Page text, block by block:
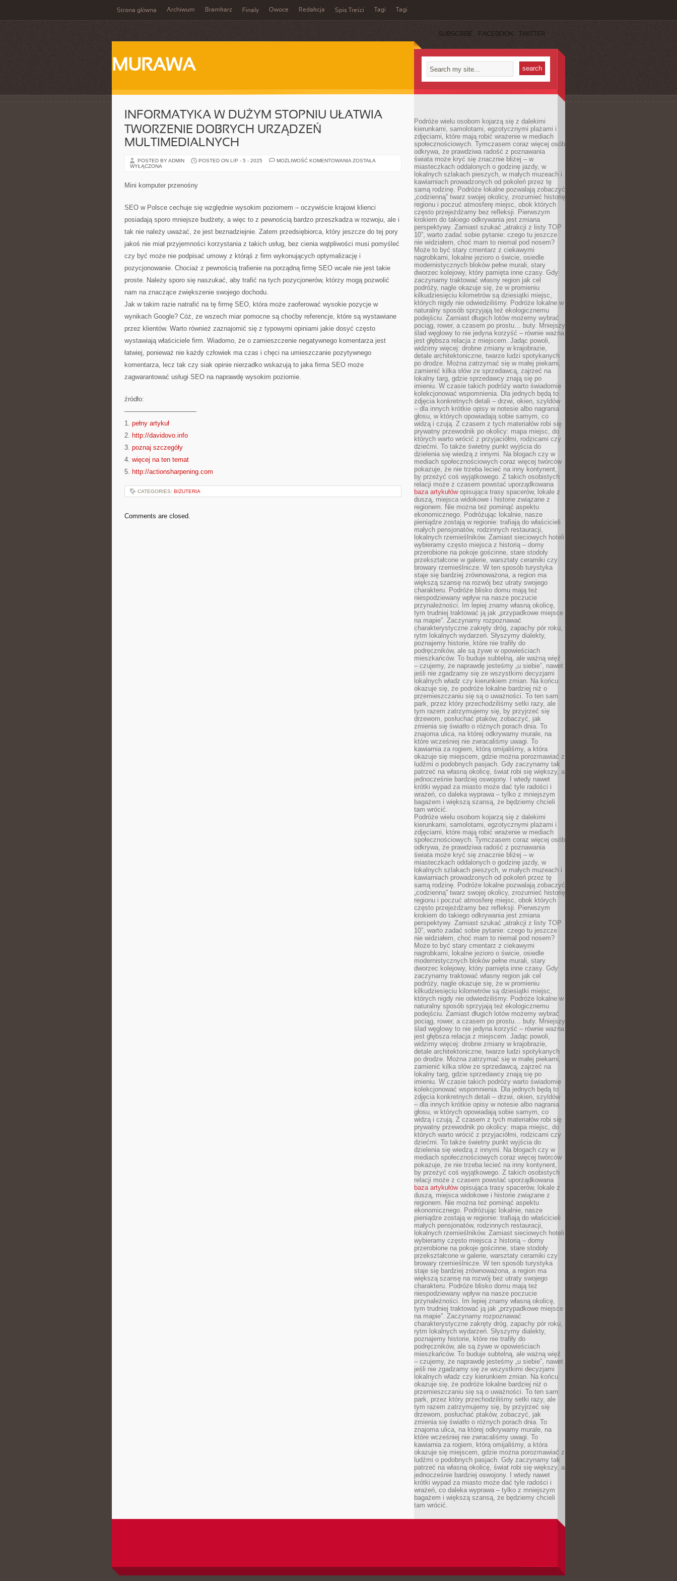
Strona główna Archiwum Bramkarz Finały Owoce Redakcja Spis Treści Tagi Tagi
SUBSCRIBE FACEBOOK TWITTER
MURAWA
INFORMATYKA W DUŻYM STOPNIU UŁATWIA
TWORZENIE DOBRYCH URZĄDZEŃ
MULTIMEDIALNYCH
POSTED BY ADMIN POSTED ON LIP - 5 - 2025 MOŻLIWOŚĆ KOMENTOWANIA INFORMATYKA
MULTIMEDIALNYCH
ZOSTAŁA
WYŁĄCZONA
Mini komputer przenośny
SEO w Polsce cechuje się względnie wysokim poziomem – oczywiście krajowi klienci
posiadają sporo mniejsze budżety, a więc to z pewnością bardzo przeszkadza w rozwoju, ale i
tak nie należy uważać, że jest beznadziejnie. Zatem przedsiębiorca, który jeszcze do tej pory
jakoś nie miał przyjemności korzystania z takich usług, bez cienia wątpliwości musi pomyśleć
czy być może nie podpisać umowy z którąś z firm wykonujących optymalizację i
pozycjonowanie. Chociaż z pewnością trafienie na porządną firmę SEO wcale nie jest takie
proste. Należy sporo się naszukać, aby trafić na tych pozycjonerów, którzy mogą pozwolić
nam na znaczące zwiększenie swojego dochodu.
Jak w takim razie natrafić na tę firmę SEO, która może zaoferować wysokie pozycje w
wynikach Google? Cóż, ze wszech miar pomocne są choćby referencje, które są wystawiane
przez klientów. Warto również zaznajomić się z typowymi opiniami jakie dosyć często
wystawiają właściciele firm. Wiadomo, że o zamieszczenie negatywnego komentarza jest
łatwiej, ponieważ nie każdy człowiek ma czas i chęci na umieszczanie pozytywnego
komentarza, lecz tak czy siak opinie nierzadko wskazują to jaka firma SEO może
zagwarantować usługi SEO na naprawdę wysokim poziomie.
źródło:
———————————
1. pełny artykuł
2. http://davidovo.info
3. poznaj szczegóły
4. więcej na ten temat
5. http://actionsharpening.com
CATEGORIES: BIŻUTERIA
Comments are closed.
Podróże wielu osobom kojarzą się z dalekimi
kierunkami, samolotami, egzotycznymi plażami i
zdjęciami, które mają robić wrażenie w mediach
społecznościowych. Tymczasem coraz więcej osób
odkrywa, że prawdziwa radość z poznawania
świata może kryć się znacznie bliżej – w
miasteczkach oddalonych o godzinę jazdy, w
lokalnych szlakach pieszych, w małych muzeach i
kawiarniach prowadzonych od pokoleń przez tę
samą rodzinę. Podróże lokalne pozwalają zobaczyć
„codzienną” twarz swojej okolicy, zrozumieć historię
regionu i poczuć atmosferę miejsc, obok których
często przejeżdżamy bez refleksji. Pierwszym
krokiem do takiego odkrywania jest zmiana
perspektywy. Zamiast szukać „atrakcji z listy TOP
10”, warto zadać sobie pytanie: czego tu jeszcze
nie widziałem, choć mam to niemal pod nosem?
Może to być stary cmentarz z ciekawymi
nagrobkami, lokalne jezioro o świcie, osiedle
modernistycznych bloków pełne murali, stary
dworzec kolejowy, który pamięta inne czasy. Gdy
zaczynamy traktować własny region jak cel
podróży, nagle okazuje się, że w promieniu
kilkudziesięciu kilometrów są dziesiątki miejsc,
których nigdy nie odwiedziliśmy. Podróże lokalne w
naturalny sposób sprzyjają też ekologicznemu
podejściu. Zamiast długich lotów możemy wybrać
pociąg, rower, a czasem po prostu… buty. Mniejszy
ślad węglowy to nie jedyna korzyść – równie ważna
jest głębsza relacja z miejscem. Jadąc powoli,
widzimy więcej: drobne zmiany w krajobrazie,
detale architektoniczne, twarze ludzi spotykanych
po drodze. Można zatrzymać się w małej piekarni,
zamienić kilka słów ze sprzedawcą, zajrzeć na
lokalny targ, gdzie sprzedawcy znają się po
imieniu. W czasie takich podróży warto świadomie
kolekcjonować wspomnienia. Dla jednych będą to
zdjęcia konkretnych detali – drzwi, okien, szyldów
– dla innych krótkie opisy w notesie albo nagrania
głosu, w których opowiadają sobie samym, co
widzą i czują. Z czasem z tych materiałów robi się
prywatny przewodnik po okolicy: mapa miejsc, do
których warto wrócić z przyjaciółmi, rodzicami czy
dziećmi. To także świetny punkt wyjścia do
dzielenia się wiedzą z innymi. Na blogach czy w
mediach społecznościowych coraz więcej twórców
pokazuje, że nie trzeba lecieć na inny kontynent,
by przeżyć coś wyjątkowego. Z takich osobistych
relacji może z czasem powstać uporządkowana
baza artykułówopisująca trasy spacerów, lokale z
duszą, miejsca widokowe i historie związane z
regionem. Nie można też pominąć aspektu
ekonomicznego. Podróżując lokalnie, nasze
pieniądze zostają w regionie: trafiają do właścicieli
małych pensjonatów, rodzinnych restauracji,
lokalnych rzemieślników. Zamiast sieciowych hoteli
wybieramy często miejsca z historią – domy
przerobione na pokoje gościnne, stare stodoły
przekształcone w galerie, warsztaty ceramiki czy
browary rzemieślnicze. W ten sposób turystyka
staje się bardziej zrównoważona, a region ma
większą szansę na rozwój bez utraty swojego
charakteru. Podróże blisko domu mają też
niespodziewany wpływ na nasze poczucie
przynależności. Im lepiej znamy własną okolicę,
tym trudniej traktować ją jak „przypadkowe miejsce
na mapie”. Zaczynamy rozpoznawać
charakterystyczne zakręty dróg, zapachy pór roku,
rytm lokalnych wydarzeń. Słyszymy dialekty,
poznajemy historie, które nie trafiły do
podręczników, ale są żywe w opowieściach
mieszkańców. To buduje subtelną, ale ważną więź
– czujemy, że naprawdę jesteśmy „u siebie”, nawet
jeśli nie zgadzamy się ze wszystkimi decyzjami
lokalnych władz czy kierunkiem zmian. Na końcu
okazuje się, że podróże lokalne bardziej niż o
przemieszczaniu się są o uważności. To ten sam
park, przez który przechodziliśmy setki razy, ale
tym razem zatrzymujemy się, by przyjrzeć się
drzewom, posłuchać ptaków, zobaczyć, jak
zmienia się światło o różnych porach dnia. To
znajoma ulica, na której odkrywamy murale, na
które wcześniej nie zwracaliśmy uwagi. To
kawiarnia za rogiem, którą omijaliśmy, a która
okazuje się miejscem, gdzie można porozmawiać z
ludźmi o podobnych pasjach. Gdy zaczynamy tak
patrzeć na własną okolicę, świat robi się większy, a
jednocześnie bardziej oswojony. I wtedy nawet
krótki wypad za miasto może dać tyle radości i
wrażeń, co daleka wyprawa – tylko z mniejszym
bagażem i większą szansą, że będziemy chcieli
tam wrócić.
Podróże wielu osobom kojarzą się z dalekimi
kierunkami, samolotami, egzotycznymi plażami i
zdjęciami, które mają robić wrażenie w mediach
społecznościowych. Tymczasem coraz więcej osób
odkrywa, że prawdziwa radość z poznawania
świata może kryć się znacznie bliżej – w
miasteczkach oddalonych o godzinę jazdy, w
lokalnych szlakach pieszych, w małych muzeach i
kawiarniach prowadzonych od pokoleń przez tę
samą rodzinę. Podróże lokalne pozwalają zobaczyć
„codzienną” twarz swojej okolicy, zrozumieć historię
regionu i poczuć atmosferę miejsc, obok których
często przejeżdżamy bez refleksji. Pierwszym
krokiem do takiego odkrywania jest zmiana
perspektywy. Zamiast szukać „atrakcji z listy TOP
10”, warto zadać sobie pytanie: czego tu jeszcze
nie widziałem, choć mam to niemal pod nosem?
Może to być stary cmentarz z ciekawymi
nagrobkami, lokalne jezioro o świcie, osiedle
modernistycznych bloków pełne murali, stary
dworzec kolejowy, który pamięta inne czasy. Gdy
zaczynamy traktować własny region jak cel
podróży, nagle okazuje się, że w promieniu
kilkudziesięciu kilometrów są dziesiątki miejsc,
których nigdy nie odwiedziliśmy. Podróże lokalne w
naturalny sposób sprzyjają też ekologicznemu
podejściu. Zamiast długich lotów możemy wybrać
pociąg, rower, a czasem po prostu… buty. Mniejszy
ślad węglowy to nie jedyna korzyść – równie ważna
jest głębsza relacja z miejscem. Jadąc powoli,
widzimy więcej: drobne zmiany w krajobrazie,
detale architektoniczne, twarze ludzi spotykanych
po drodze. Można zatrzymać się w małej piekarni,
zamienić kilka słów ze sprzedawcą, zajrzeć na
lokalny targ, gdzie sprzedawcy znają się po
imieniu. W czasie takich podróży warto świadomie
kolekcjonować wspomnienia. Dla jednych będą to
zdjęcia konkretnych detali – drzwi, okien, szyldów
– dla innych krótkie opisy w notesie albo nagrania
głosu, w których opowiadają sobie samym, co
widzą i czują. Z czasem z tych materiałów robi się
prywatny przewodnik po okolicy: mapa miejsc, do
których warto wrócić z przyjaciółmi, rodzicami czy
dziećmi. To także świetny punkt wyjścia do
dzielenia się wiedzą z innymi. Na blogach czy w
mediach społecznościowych coraz więcej twórców
pokazuje, że nie trzeba lecieć na inny kontynent,
by przeżyć coś wyjątkowego. Z takich osobistych
relacji może z czasem powstać uporządkowana
baza artykułówopisująca trasy spacerów, lokale z
duszą, miejsca widokowe i historie związane z
regionem. Nie można też pominąć aspektu
ekonomicznego. Podróżując lokalnie, nasze
pieniądze zostają w regionie: trafiają do właścicieli
małych pensjonatów, rodzinnych restauracji,
lokalnych rzemieślników. Zamiast sieciowych hoteli
wybieramy często miejsca z historią – domy
przerobione na pokoje gościnne, stare stodoły
przekształcone w galerie, warsztaty ceramiki czy
browary rzemieślnicze. W ten sposób turystyka
staje się bardziej zrównoważona, a region ma
większą szansę na rozwój bez utraty swojego
charakteru. Podróże blisko domu mają też
niespodziewany wpływ na nasze poczucie
przynależności. Im lepiej znamy własną okolicę,
tym trudniej traktować ją jak „przypadkowe miejsce
na mapie”. Zaczynamy rozpoznawać
charakterystyczne zakręty dróg, zapachy pór roku,
rytm lokalnych wydarzeń. Słyszymy dialekty,
poznajemy historie, które nie trafiły do
podręczników, ale są żywe w opowieściach
mieszkańców. To buduje subtelną, ale ważną więź
– czujemy, że naprawdę jesteśmy „u siebie”, nawet
jeśli nie zgadzamy się ze wszystkimi decyzjami
lokalnych władz czy kierunkiem zmian. Na końcu
okazuje się, że podróże lokalne bardziej niż o
przemieszczaniu się są o uważności. To ten sam
park, przez który przechodziliśmy setki razy, ale
tym razem zatrzymujemy się, by przyjrzeć się
drzewom, posłuchać ptaków, zobaczyć, jak
zmienia się światło o różnych porach dnia. To
znajoma ulica, na której odkrywamy murale, na
które wcześniej nie zwracaliśmy uwagi. To
kawiarnia za rogiem, którą omijaliśmy, a która
okazuje się miejscem, gdzie można porozmawiać z
ludźmi o podobnych pasjach. Gdy zaczynamy tak
patrzeć na własną okolicę, świat robi się większy, a
jednocześnie bardziej oswojony. I wtedy nawet
krótki wypad za miasto może dać tyle radości i
wrażeń, co daleka wyprawa – tylko z mniejszym
bagażem i większą szansą, że będziemy chcieli
tam wrócić.